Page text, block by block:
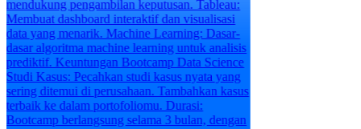
mendukung pengambilan keputusan. Tableau:
Membuat dashboard interaktif dan visualisasi
data yang menarik. Machine Learning: Dasar-
dasar algoritma machine learning untuk analisis
prediktif. Keuntungan Bootcamp Data Science
Studi Kasus: Pecahkan studi kasus nyata yang
sering ditemui di perusahaan. Tambahkan kasus
terbaik ke dalam portofoliomu. Durasi:
Bootcamp berlangsung selama 3 bulan, dengan